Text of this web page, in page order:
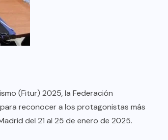
(Fitur) 2025, la Federación
reconocer a los protagonistas más
del 21 al 25 de enero de 2025.